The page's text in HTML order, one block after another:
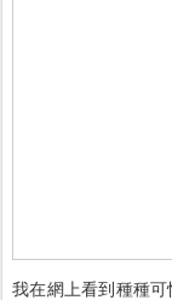
我在網上看到種種